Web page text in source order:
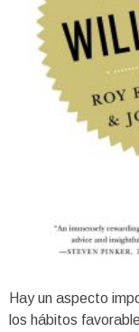
Hay un aspecto
los hábitos